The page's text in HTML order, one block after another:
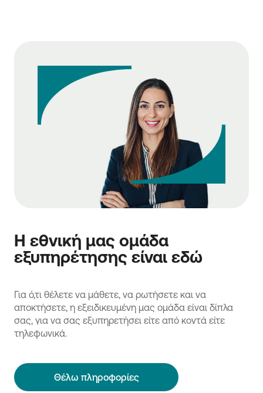
Η εθνική μας ομάδα
εξυπηρέτησης είναι εδώ
Για ό,τι θέλετε να μάθετε, να ρωτήσετε και να
αποκτήσετε, η εξειδικευμένη μας ομάδα είναι δίπλα
σας, για να σας εξυπηρετήσει είτε από κοντά είτε
τηλεφωνικά.
Θέλω πληροφορίες